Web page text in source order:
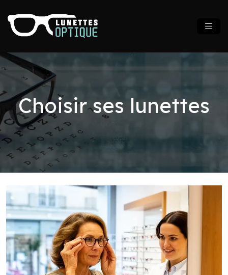
Choisir ses lunettes